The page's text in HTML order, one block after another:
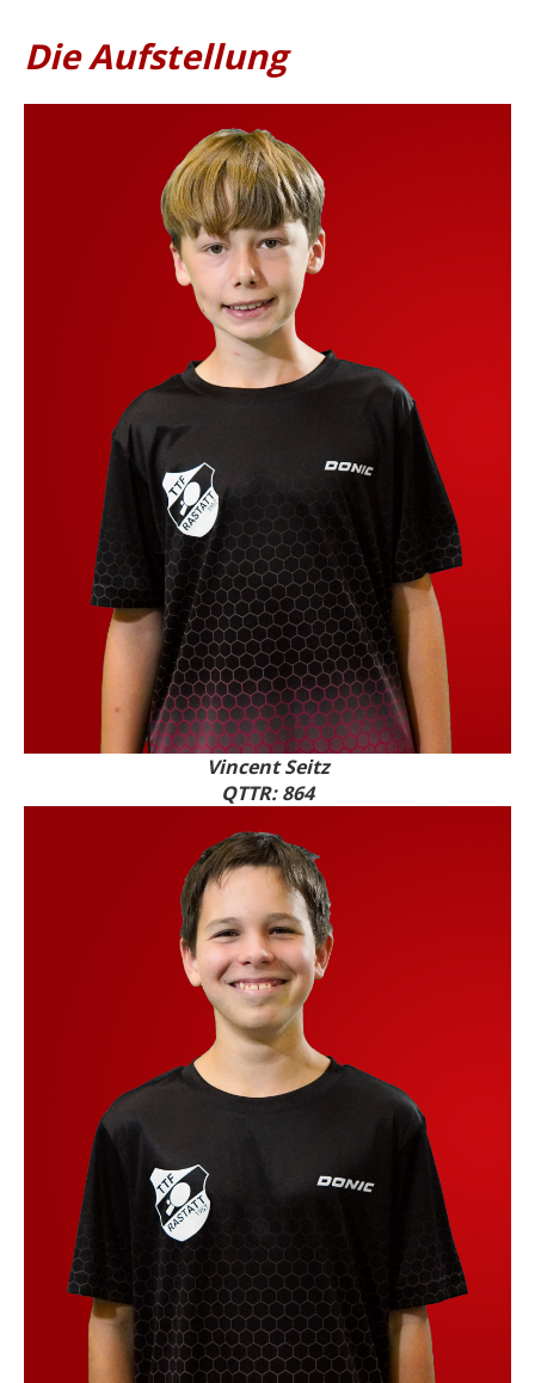
Die Aufstellung
Vincent Seitz
QTTR: 864